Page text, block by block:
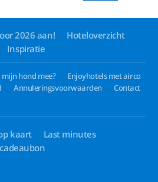
2026 aan!
Hoteloverzicht
Inspiratie
mijn hond mee?
Enjoyhotels met airco
Annuleringsvoorwaarden
Contact
kaart
Last minutes